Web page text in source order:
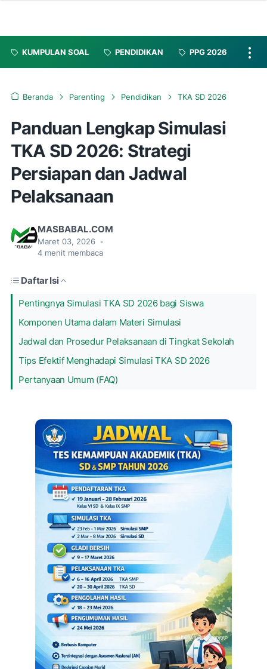
KUMPULAN SOAL PENDIDIKAN PPG 2026
Beranda Parenting Pendidikan TKA SD 2026
Panduan Lengkap Simulasi
TKA SD 2026: Strategi
Persiapan dan Jadwal
Pelaksanaan
MASBABAL.COM
Maret 03, 2026 •
4 menit membaca
Daftar Isi
Pentingnya Simulasi TKA SD 2026 bagi Siswa
Komponen Utama dalam Materi Simulasi
Jadwal dan Prosedur Pelaksanaan di Tingkat Sekolah
Tips Efektif Menghadapi Simulasi TKA SD 2026
Pertanyaan Umum (FAQ)